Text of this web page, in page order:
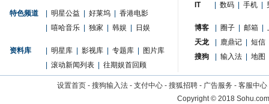
特色频道 明星公益 好莱坞
香港电影
嘻哈音乐 独家 韩娱 日娱
资料库 明星库 影视库 专题库
图片库
滚动新闻列表 往期娱首回顾
IT
数码 手机
博客 圈子 邮箱
天龙
鹿鼎记
短信
搜狗
输入法 地图
设置首页 - 搜狗输入法 - 支付中心 - 搜狐招聘 - 广告服务 - 客服中心
Copyright©2018